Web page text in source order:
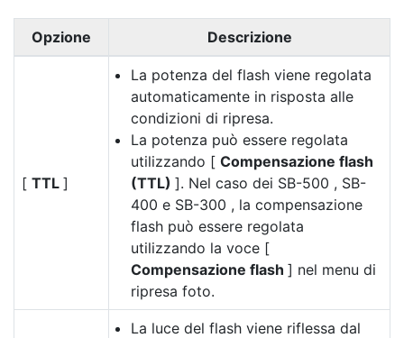
Opzione Descrizione
[ TTL ]
La potenza del flash viene regolata
automaticamente in risposta alle
condizioni di ripresa.
La potenza può essere regolata
utilizzando [ Compensazione flash
(TTL) ]. Nel caso dei SB-500 , SB-
400 e SB-300 , la compensazione
flash può essere regolata
utilizzando la voce [
Compensazione flash ] nel menu di
ripresa foto.
La luce del flash viene riflessa dal